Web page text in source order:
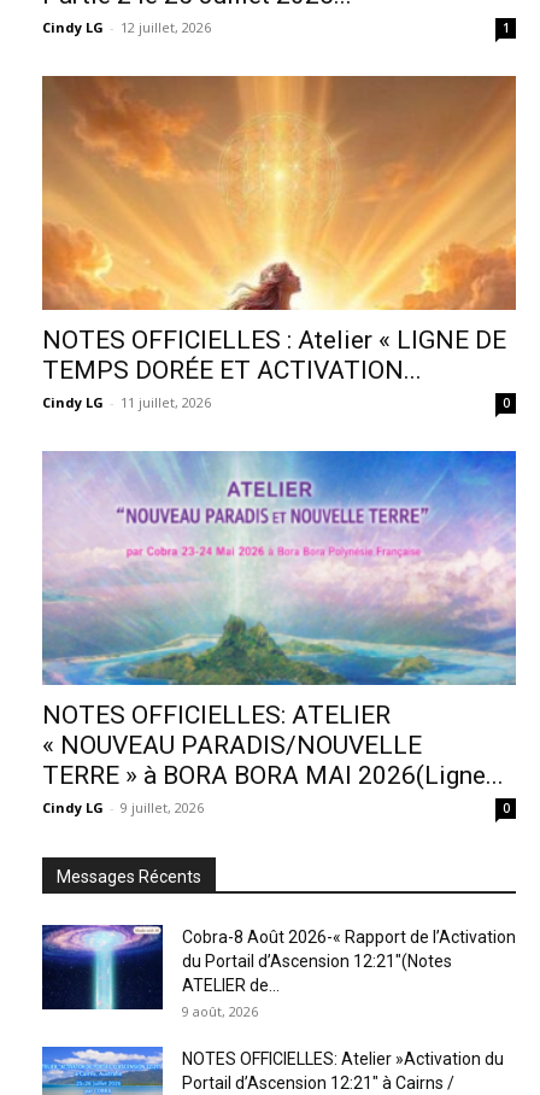
Cindy LG - 12 juillet, 2026 1
NOTES OFFICIELLES : Atelier « LIGNE DE
TEMPS DORÉE ET ACTIVATION...
Cindy LG - 11 juillet, 2026 0
NOTES OFFICIELLES: ATELIER
« NOUVEAU PARADIS/NOUVELLE
TERRE » à BORA BORA MAI 2026(Ligne...
Cindy LG - 9 juillet, 2026 0
Messages Récents
Cobra-8 Août 2026-« Rapport de l’Activation
du Portail d’Ascension 12:21″(Notes
ATELIER de...
9 août, 2026
NOTES OFFICIELLES: Atelier »Activation du
Portail d’Ascension 12:21″ à Cairns /